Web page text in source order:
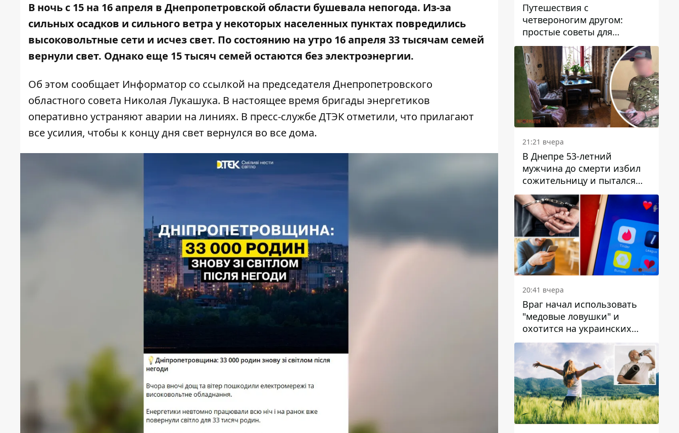
В ночь с 15 на 16 апреля в Днепропетровской области бушевала непогода. Из-за
сильных осадков и сильного ветра у некоторых населенных пунктах повредились
высоковольтные сети и исчез свет. По состоянию на утро 16 апреля 33 тысячам семей
вернули свет. Однако еще 15 тысяч семей остаются без электроэнергии.
Об этом сообщает Информатор со ссылкой на председателя Днепропетровского
областного совета Николая Лукашука. В настоящее время бригады энергетиков
оперативно устраняют аварии на линиях. В пресс-службе ДТЭК отметили, что прилагают
все усилия, чтобы к концу дня свет вернулся во все дома.
Путешествия с
четвероногим другом:
простые советы для
поездок с животными
21:21 вчера
В Днепре 53-летний
мужчина до смерти избил
сожительницу и пытался
скрыть преступление:
детали
20:41 вчера
Враг начал использовать
"медовые ловушки" и
охотится на украинских
военнослужащих